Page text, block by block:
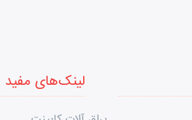
لینک‌های مفید